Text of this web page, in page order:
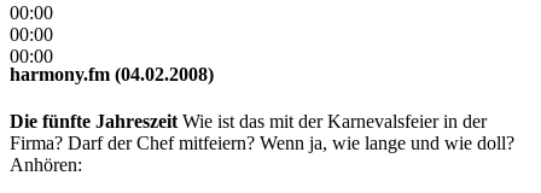
00:00
00:00
00:00
harmony.fm (04.02.2008)
Die fünfte Jahreszeit Wie ist das mit der Karnevalsfeier in der
Firma? Darf der Chef mitfeiern? Wenn ja, wie lange und wie doll?
Anhören: